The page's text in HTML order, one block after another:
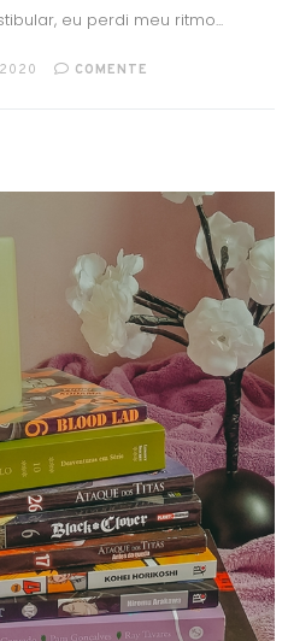
eu perdi meu ritmo...
COMENTE